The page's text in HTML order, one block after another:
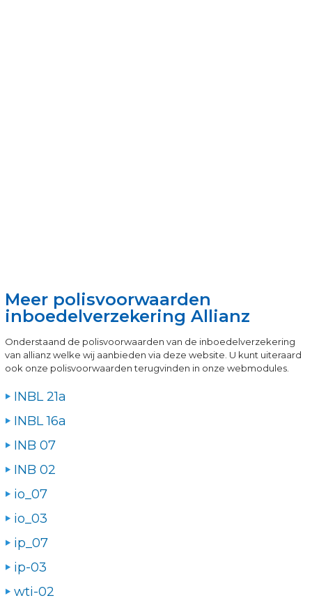
Meer polisvoorwaarden
inboedelverzekering Allianz
Onderstaand de polisvoorwaarden van de inboedelverzekering
van allianz welke wij aanbieden via deze website. U kunt uiteraard
ook onze polisvoorwaarden terugvinden in onze webmodules.
INBL 21a
INBL 16a
INB 07
INB 02
io_07
io_03
ip_07
ip-03
wti-02